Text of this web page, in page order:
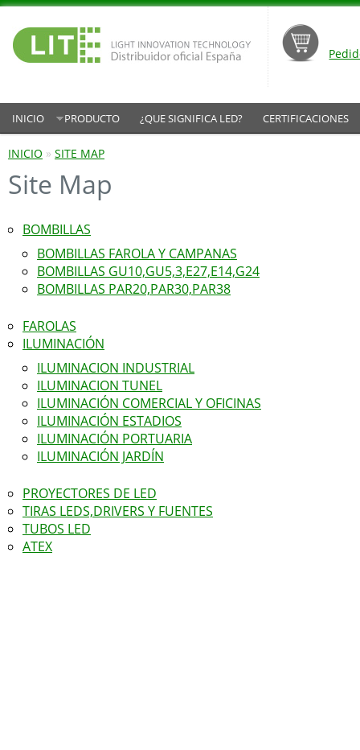
INICIO PRODUCTO ¿QUE SIGNIFICA LED? CERTIFICACIONES
INICIO » SITE MAP
Site Map
BOMBILLAS
BOMBILLAS FAROLA Y CAMPANAS
BOMBILLAS GU10,GU5,3,E27,E14,G24
BOMBILLAS PAR20,PAR30,PAR38
FAROLAS
ILUMINACIÓN
ILUMINACION INDUSTRIAL
ILUMINACION TUNEL
ILUMINACIÓN COMERCIAL Y OFICINAS
ILUMINACIÓN ESTADIOS
ILUMINACIÓN PORTUARIA
ILUMINACIÓN JARDÍN
PROYECTORES DE LED
TIRAS LEDS,DRIVERS Y FUENTES
TUBOS LED
ATEX